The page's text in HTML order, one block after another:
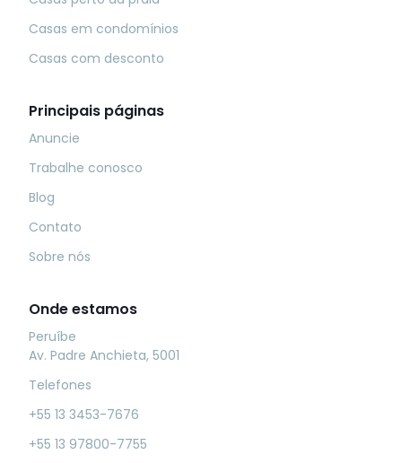
Casas em condomínios
Casas com desconto
Principais páginas
Anuncie
Trabalhe conosco
Blog
Contato
Sobre nós
Onde estamos
Peruíbe
Av. Padre Anchieta, 5001
Telefones
+55 13 3453-7676
+55 13 97800-7755